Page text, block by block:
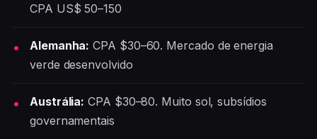
CPA US$ 50–150
Alemanha: CPA $30–60. Mercado de energia
verde desenvolvido
Austrália: CPA $30–80. Muito sol, subsídios
governamentais